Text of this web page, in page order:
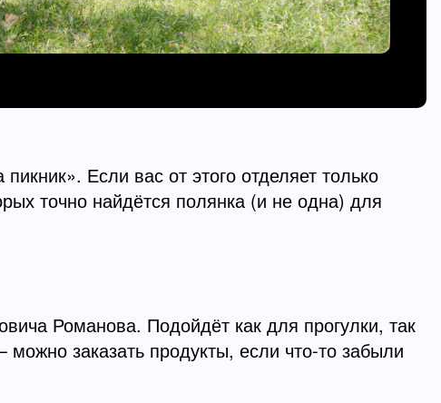
Если вас от этого отделяет только
точно найдётся полянка (и не одна) для
Романова. Подойдёт как для прогулки, так
заказать продукты, если что-то забыли